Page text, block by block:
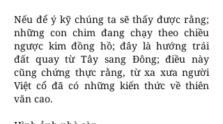
Nếu để ý kỹ chúng ta sẽ thấy được rằng;
những con chim đang chạy theo chiều
ngược kim đồng hồ; đây là hướng trái
đất quay từ Tây sang Đông; điều này
cũng chứng thực rằng, từ xa xưa người
Việt cổ đã có những kiến thức về thiên
văn cao.